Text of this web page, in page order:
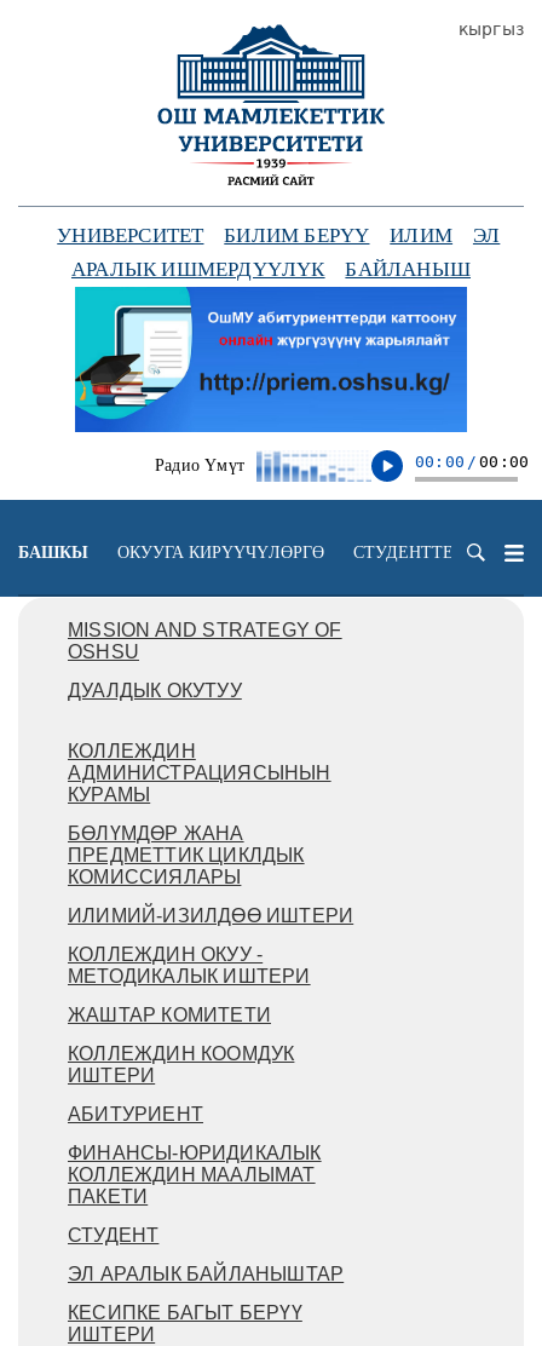
УНИВЕРСИТЕТ БИЛИМ БЕРҮҮ ИЛИМ
ЭЛ
АРАЛЫК ИШМЕРДҮҮЛҮК
БАЙЛАНЫШ
Радио Үмүт 00:00 / 00:00
кыргыз
БАШКЫ ОКУУГА КИРҮҮЧҮЛӨРГӨ СТУДЕНТТЕРГЕ
MISSION AND STRATEGY OF
OSHSU
ДУАЛДЫК ОКУТУУ
КОЛЛЕЖДИН
АДМИНИСТРАЦИЯСЫНЫН
КУРАМЫ
БӨЛҮМДӨР ЖАНА
ПРЕДМЕТТИК ЦИКЛДЫК
КОМИССИЯЛАРЫ
ИЛИМИЙ-ИЗИЛДӨӨ ИШТЕРИ
КОЛЛЕЖДИН ОКУУ -
МЕТОДИКАЛЫК ИШТЕРИ
ЖАШТАР КОМИТЕТИ
КОЛЛЕЖДИН КООМДУК
ИШТЕРИ
АБИТУРИЕНТ
ФИНАНСЫ-ЮРИДИКАЛЫК
КОЛЛЕЖДИН МААЛЫМАТ
ПАКЕТИ
СТУДЕНТ
ЭЛ АРАЛЫК БАЙЛАНЫШТАР
КЕСИПКЕ БАГЫТ БЕРҮҮ
ИШТЕРИ